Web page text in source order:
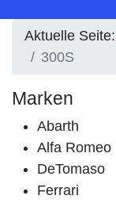
Aktuelle Seite:
300S
Marken
Abarth
Alfa Romeo
DeTomaso
Ferrari